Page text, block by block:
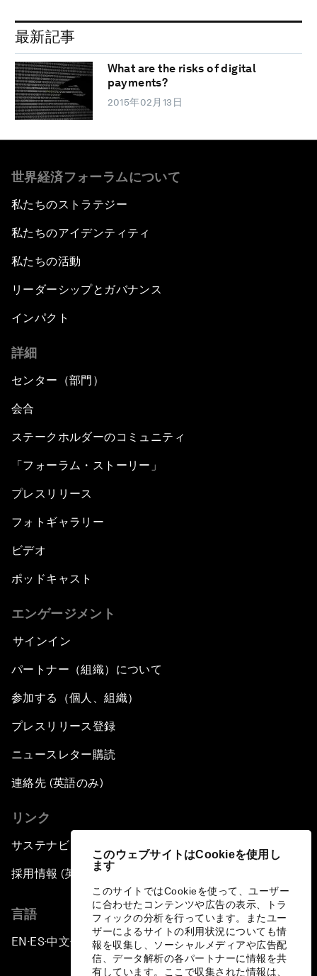
このウェブサイトはCookieを使用し
ます
このサイトではCookieを使って、ユーザー
に合わせたコンテンツや広告の表示、トラ
フィックの分析を行っています。またユー
ザーによるサイトの利用状況についても情
報を収集し、ソーシャルメディアや広告配
信、データ解析の各パートナーに情報を共
有しています。ここで収集された情報は、
最新記事
What are the risks of digital
payments?
2015年02月13日
世界経済フォーラムについて
私たちのストラテジー
私たちのアイデンティティ
私たちの活動
リーダーシップとガバナンス
インパクト
詳細
センター（部門）
会合
ステークホルダーのコミュニティ
「フォーラム・ストーリー」
プレスリリース
フォトギャラリー
ビデオ
ポッドキャスト
エンゲージメント
サインイン
パートナー（組織）について
参加する（個人、組織）
プレスリリース登録
ニュースレター購読
連絡先 (英語のみ)
リンク
サステナビリティへの取り組み
採用情報 (英語のみ)
言語
EN ▪ES▪中文▪ 日本語